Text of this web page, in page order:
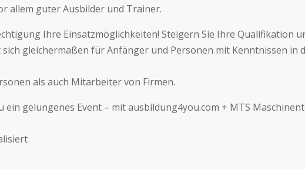
allem guter Ausbilder und Trainer.
Ihre Einsatzmöglichkeiten! Steigern Sie Ihre Qualifikation
gleichermaßen für Anfänger und Personen mit Kenntnissen in
als auch Mitarbeiter von Firmen.
gelungenes Event – mit ausbildung4you.com + MTS